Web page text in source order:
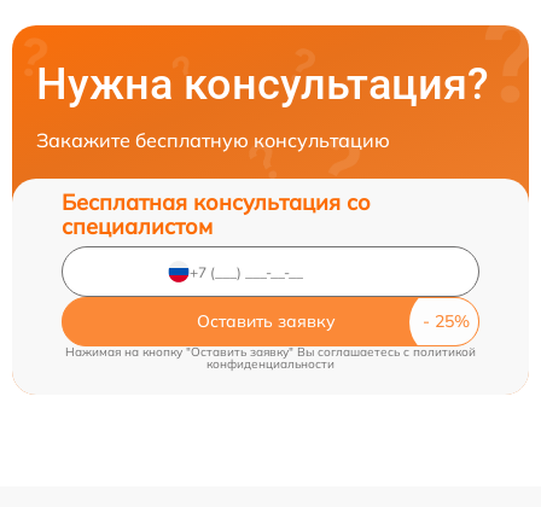
Нужна консультация?
Закажите бесплатную консультацию
Бесплатная консультация со
специалистом
Оставить заявку
Нажимая на кнопку "Оставить заявку" Вы соглашаетесь cполитикой
конфиденциальности